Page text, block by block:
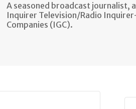
A seasoned broadcast
Inquirer Television/Radio
Companies (IGC).